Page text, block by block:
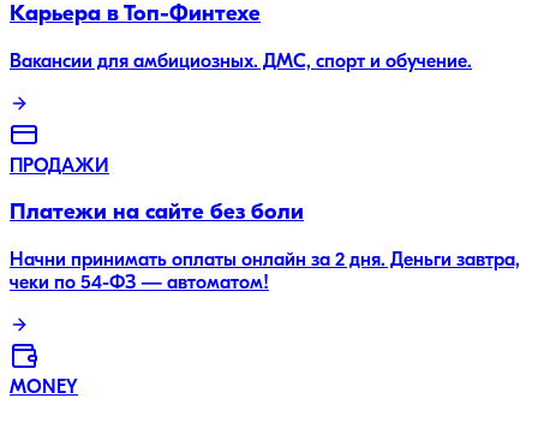
Карьера в Топ-Финтехе
Вакансии для амбициозных. ДМС, спорт и обучение.
ПРОДАЖИ
Платежи на сайте без боли
Начни принимать оплаты онлайн за 2 дня. Деньги завтра,
чеки по 54-ФЗ — автоматом!
MONEY